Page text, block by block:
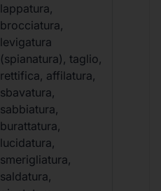
lappatura,
brocciatura,
levigatura
(spianatura), taglio,
rettifica, affilatura,
sbavatura,
sabbiatura,
burattatura,
lucidatura,
smerigliatura,
saldatura,